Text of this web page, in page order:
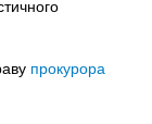
прокурора